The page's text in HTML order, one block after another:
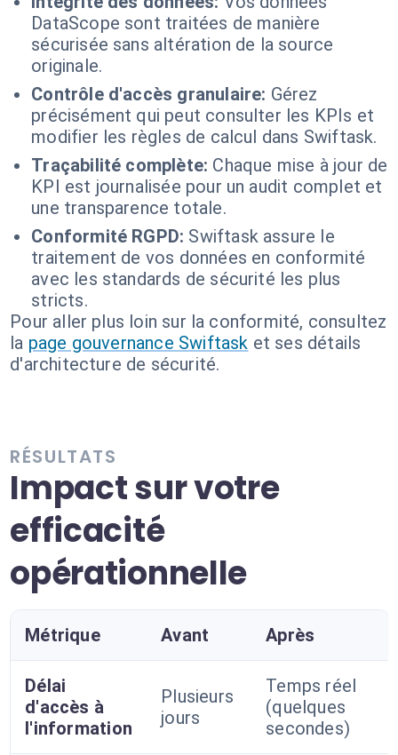
DataScope sont traitées de manière
sécurisée sans altération de la source
originale.
Contrôle d'accès granulaire: Gérez
précisément qui peut consulter les KPIs et
modifier les règles de calcul dans Swiftask.
Traçabilité complète: Chaque mise à jour de
KPI est journalisée pour un audit complet et
une transparence totale.
Conformité RGPD: Swiftask assure le
traitement de vos données en conformité
avec les standards de sécurité les plus
stricts.
Pour aller plus loin sur la conformité, consultez
la page gouvernance Swiftask et ses détails
d'architecture de sécurité.
RÉSULTATS
Impact sur votre
efficacité
opérationnelle
Métrique Avant Après
Délai
d'accès à
l'information
Plusieurs
jours
Temps réel
(quelques
secondes)